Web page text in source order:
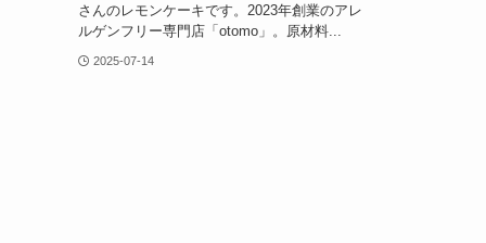
さんのレモンケーキです。2023年創業のアレ
ルゲンフリー専門店「otomo」。原材料...
2025-07-14